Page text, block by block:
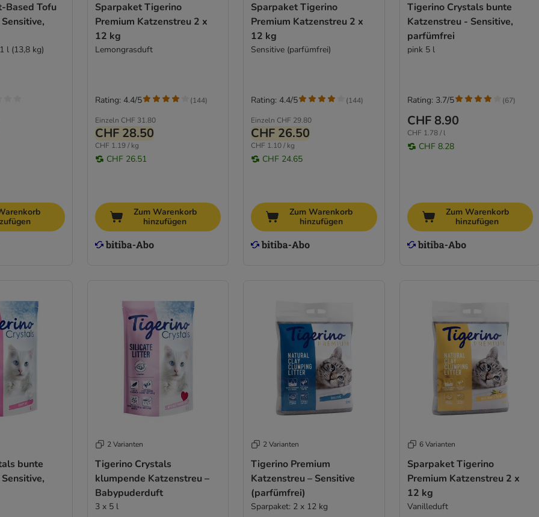
Based Tofu
l (13,8 kg)
Sparpaket Tigerino
Premium Katzenstreu 2 x
12 kg
Lemongrasduft
Einzeln CHF 31.80
CHF 28.50
CHF 1.19 / kg
CHF 26.51
Rating: 4.4/5 (144)
Zum Warenkorb
hinzufügen
Sparpaket Tigerino
Premium Katzenstreu 2 x
12 kg
Sensitive (parfümfrei)
Einzeln CHF 29.80
CHF 26.50
CHF 1.10 / kg
CHF 24.65
Rating: 4.4/5 (144)
Zum Warenkorb
hinzufügen
Tigerino Crystals bunte
Katzenstreu - Sensitive,
parfümfrei
pink 5 l
CHF 8.90
CHF 1.78 / l
CHF 8.28
Rating: 3.7/5 (67)
Zum Warenkorb
hinzufügen
bunte
2 Varianten
Tigerino Crystals
klumpende Katzenstreu –
Babypuderduft
3 x 5 l
2 Varianten
Tigerino Premium
Katzenstreu – Sensitive
(parfümfrei)
Sparpaket: 2 x 12 kg
6 Varianten
Sparpaket Tigerino
Premium Katzenstreu 2 x
12 kg
Vanilleduft